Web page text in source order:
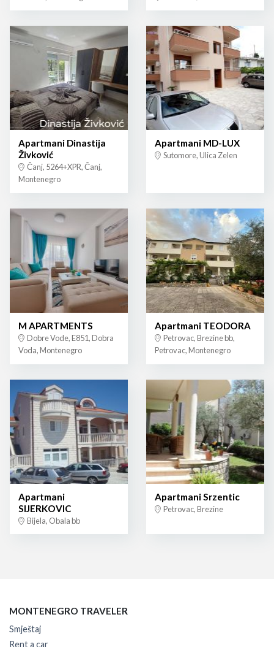
Apartmani Dinastija
Živković
Čanj, 5264+XPR, Čanj,
Montenegro
Apartmani MD-LUX
Sutomore, Ulica Zelen
M APARTMENTS
Dobre Vode, E851, Dobra
Voda, Montenegro
Apartmani TEODORA
Petrovac, Brezine bb,
Petrovac, Montenegro
Apartmani
SIJERKOVIC
Bijela, Obala bb
Apartmani Srzentic
Petrovac, Brezine
MONTENEGRO TRAVELER
Smještaj
Rent a car